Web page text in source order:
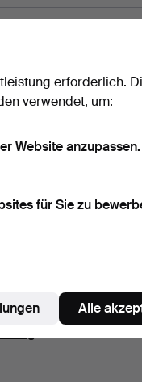
und Neuigkeiten.
Sie nicht mehr
die
erforderlich.
verwendet, um:
Website anzupassen.
für Sie zu
Alle